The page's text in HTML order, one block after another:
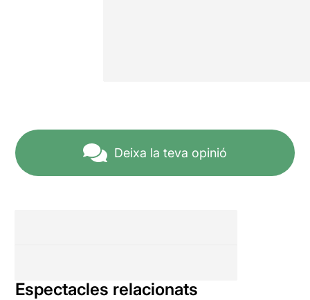
Deixa la teva opinió
Espectacles relacionats